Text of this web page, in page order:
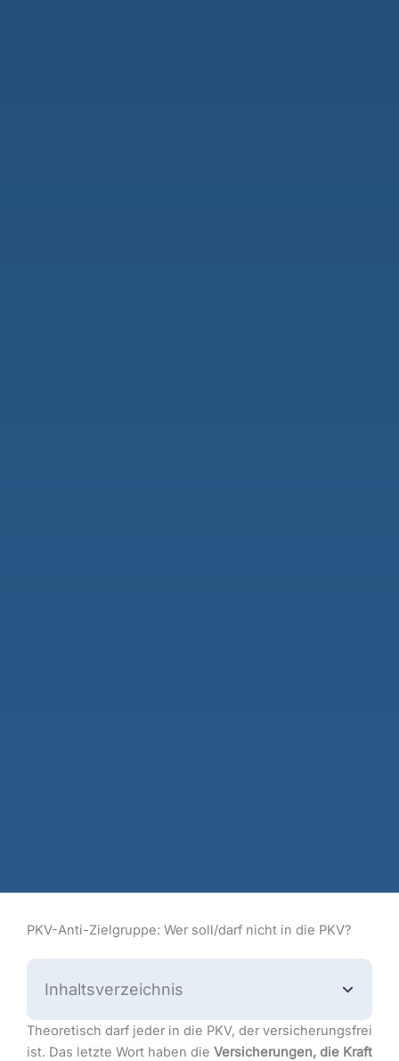
PKV-Anti-Zielgruppe: Wer soll/darf nicht in die PKV?
Inhaltsverzeichnis
Theoretisch darf jeder in die PKV, der versicherungsfrei
ist. Das letzte Wort haben die Versicherungen, die Kraft